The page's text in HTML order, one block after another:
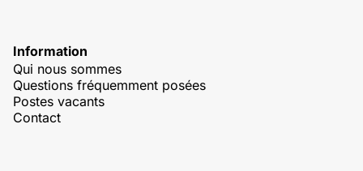
Information
Qui nous sommes
Questions fréquemment posées
Postes vacants
Contact